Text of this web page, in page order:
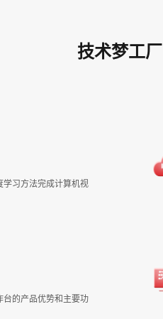
技术梦工厂
学习方法完成计算机视
台的产品优势和主要功